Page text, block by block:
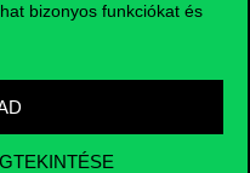
bizonyos funkciókat és